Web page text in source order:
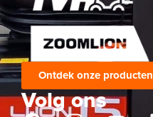
Ontdek onze producten
Volg ons